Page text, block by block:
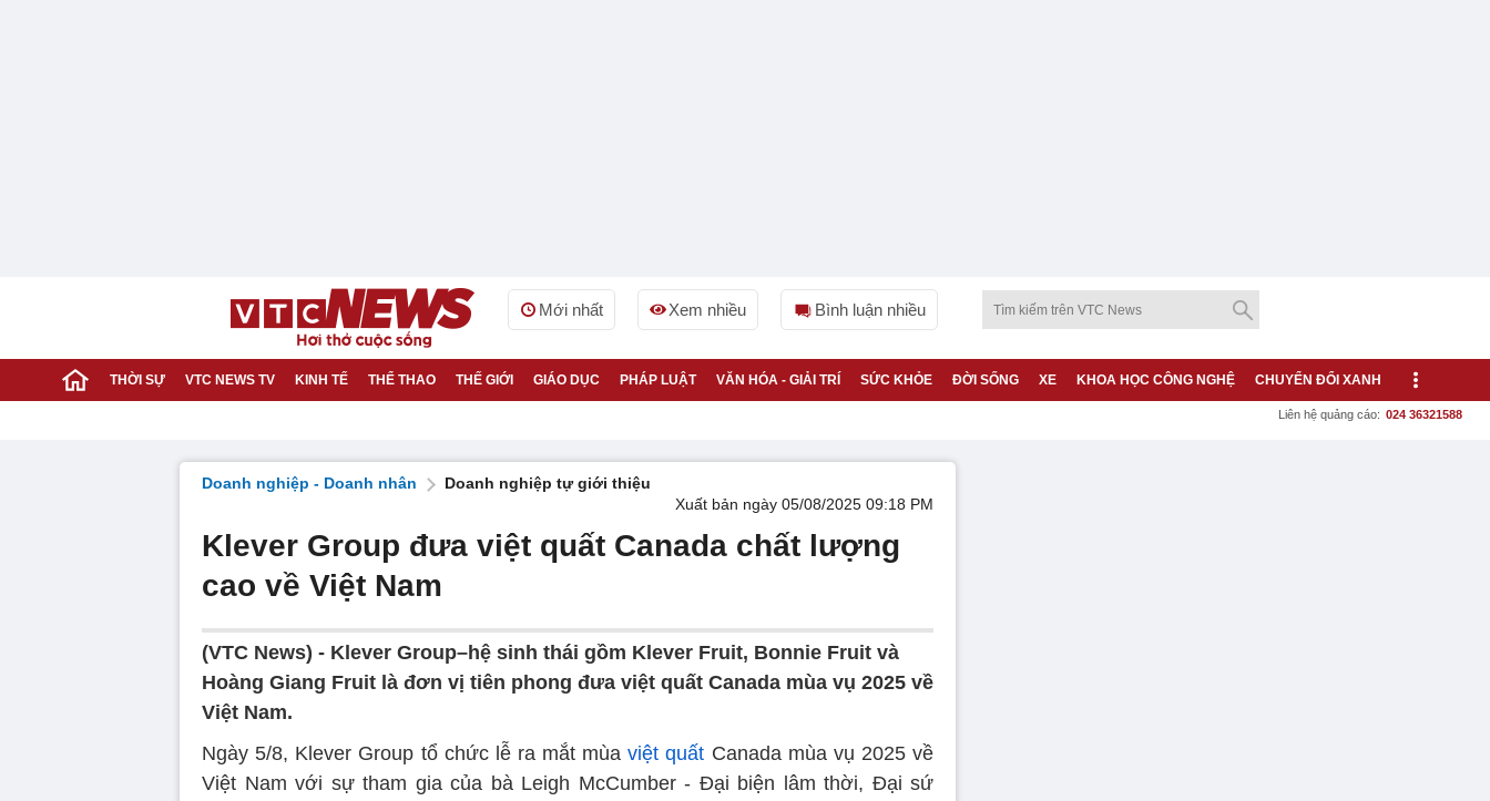
Mới nhất Xem nhiều Bình luận nhiều
THỜI SỰ VTC NEWS TV KINH TẾ THỂ THAO THẾ GIỚI GIÁO DỤC PHÁP LUẬT VĂN HÓA - GIẢI TRÍ SỨC KHỎE ĐỜI SỐNG XE KHOA HỌC CÔNG NGHỆ CHUYỂN ĐỔI XANH
Liên hệ quảng cáo: 024 36321588
Doanh nghiệp - Doanh nhân
Doanh nghiệp tự giới thiệu
Xuất bản ngày 05/08/2025 09:18 PM
Klever Group đưa việt quất Canada chất lượng
cao về Việt Nam
(VTC News) - Klever Group–hệ sinh thái gồm Klever Fruit, Bonnie Fruit và
Hoàng Giang Fruit là đơn vị tiên phong đưa việt quất Canada mùa vụ 2025 về
Việt Nam.
Ngày 5/8, Klever Group tổ chức lễ ra mắt mùaviệt quất Canada mùa vụ 2025 về
Việt Nam với sự tham gia của bà Leigh McCumber - Đại biện lâm thời, Đại sứ